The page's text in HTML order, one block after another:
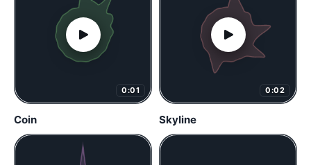
0:01
Coin
0:02
Skyline